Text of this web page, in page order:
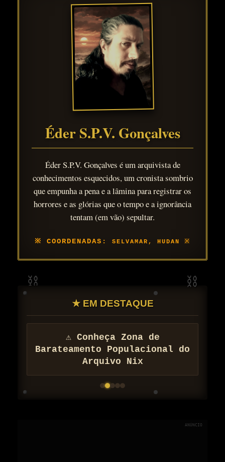
Éder S.P.V. Gonçalves
Éder S.P.V. Gonçalves é um arquivista de
conhecimentos esquecidos, um cronista sombrio
que empunha a pena e a lâmina para registrar os
horrores e as glórias que o tempo e a ignorância
tentam (em vão) sepultar.
SELVAMAR, HUDAN
★ EM DESTAQUE
⚠ Conheça Zona de
Barateamento Populacional do
Arquivo Nix
ANÚNCIO